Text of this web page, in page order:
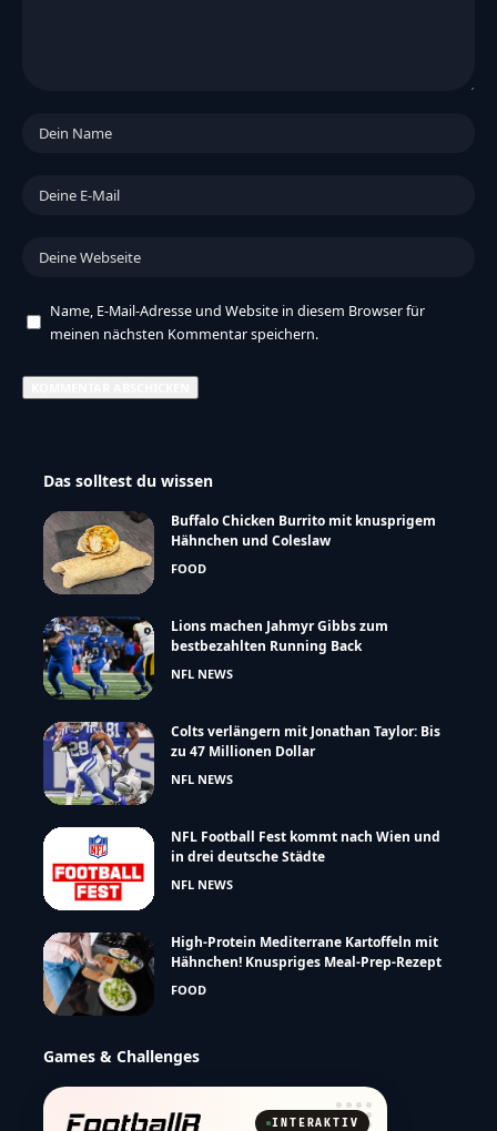
Name, E-Mail-Adresse und Website in diesem Browser für
meinen nächsten Kommentar speichern.
Das solltest du wissen
Buffalo Chicken Burrito mit knusprigem
Hähnchen und Coleslaw
FOOD
Lions machen Jahmyr Gibbs zum
bestbezahlten Running Back
NFL NEWS
Colts verlängern mit Jonathan Taylor: Bis
zu 47 Millionen Dollar
NFL NEWS
NFL Football Fest kommt nach Wien und
in drei deutsche Städte
NFL NEWS
High-Protein Mediterrane Kartoffeln mit
Hähnchen! Knuspriges Meal-Prep-Rezept
FOOD
Games & Challenges
INTERAKTIV